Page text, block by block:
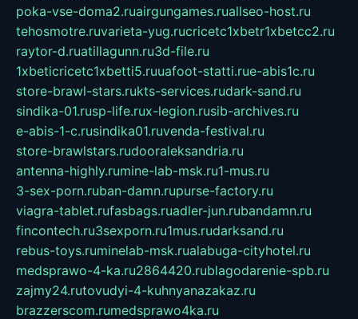
poka-vse-doma2.ruairgungames.ruallseo-host.ru
tehosmotre.ruvarieta-yug.rucricetc1xbetr1xbetcc2.ru
raytor-d.ruatillagunn.ru3d-file.ru
1xbeticricetc1xbetti5.ruuafoot-statti.rue-abis1c.ru
store-brawl-stars.rukts-services.rudark-sand.ru
sindika-01.rusp-life.rux-legion.rusib-archives.ru
e-abis-1-c.rusindika01.ruvenda-festival.ru
store-brawlstars.rudooraleksandria.ru
antenna-highly.rumine-lab-msk.ru1-mus.ru
3-sex-porn.ruban-damn.rupurse-factory.ru
viagra-tablet.rufasbags.ruadler-jun.rubandamn.ru
fincontech.ru3sexporn.ru1mus.rudarksand.ru
rebus-toys.ruminelab-msk.rualabuga-cityhotel.ru
medsprawo-4-ka.ru2864420.rublagodarenie-spb.ru
zajmy24.rutovudyi-4-kuhnyanazakaz.ru
brazzerscom.rumedsprawo4ka.ru